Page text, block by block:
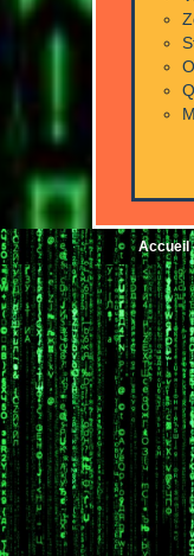
Accueil